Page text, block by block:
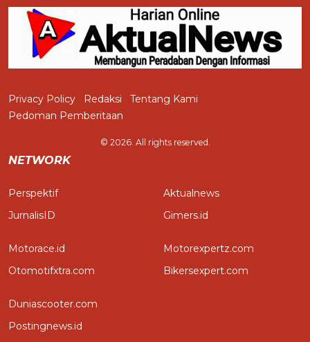
Privacy Policy Redaksi
Tentang Kami
Pedoman Pemberitaan
© 2026. All rights reserved.
NETWORK
Perspektif
JurnalisID
Aktualnews
Gimers.id
Motorace.id
Otomotifxtra.com
Motorexpertz.com
Bikersexpert.com
Duniascooter.com
Postingnews.id